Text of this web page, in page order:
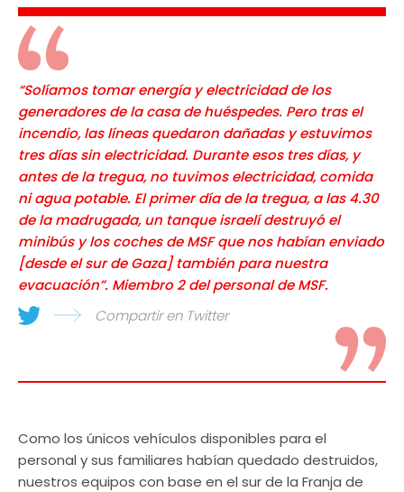
“Solíamos tomar energía y electricidad de los
generadores de la casa de huéspedes. Pero tras el
incendio, las líneas quedaron dañadas y estuvimos
tres días sin electricidad. Durante esos tres días, y
antes de la tregua, no tuvimos electricidad, comida
ni agua potable. El primer día de la tregua, a las 4.30
de la madrugada, un tanque israelí destruyó el
minibús y los coches de MSF que nos habían enviado
[desde el sur de Gaza] también para nuestra
evacuación”. Miembro 2 del personal de MSF.
Compartir en Twitter
Como los únicos vehículos disponibles para el
personal y sus familiares habían quedado destruidos,
nuestros equipos con base en el sur de la Franja de